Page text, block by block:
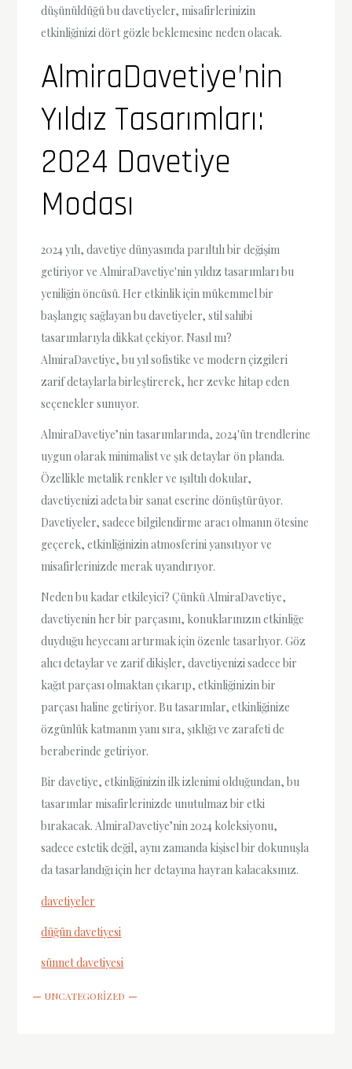
düşünüldüğü bu davetiyeler, misafirlerinizin
etkinliğinizi dört gözle beklemesine neden olacak.
AlmiraDavetiye’nin
Yıldız Tasarımları:
2024 Davetiye
Modası
2024 yılı, davetiye dünyasında parıltılı bir değişim
getiriyor ve AlmiraDavetiye'nin yıldız tasarımları bu
yeniliğin öncüsü. Her etkinlik için mükemmel bir
başlangıç sağlayan bu davetiyeler, stil sahibi
tasarımlarıyla dikkat çekiyor. Nasıl mı?
AlmiraDavetiye, bu yıl sofistike ve modern çizgileri
zarif detaylarla birleştirerek, her zevke hitap eden
seçenekler sunuyor.
AlmiraDavetiye’nin tasarımlarında, 2024'ün trendlerine
uygun olarak minimalist ve şık detaylar ön planda.
Özellikle metalik renkler ve ışıltılı dokular,
davetiyenizi adeta bir sanat eserine dönüştürüyor.
Davetiyeler, sadece bilgilendirme aracı olmanın ötesine
geçerek, etkinliğinizin atmosferini yansıtıyor ve
misafirlerinizde merak uyandırıyor.
Neden bu kadar etkileyici? Çünkü AlmiraDavetiye,
davetiyenin her bir parçasını, konuklarınızın etkinliğe
duyduğu heyecanı artırmak için özenle tasarlıyor. Göz
alıcı detaylar ve zarif dikişler, davetiyenizi sadece bir
kağıt parçası olmaktan çıkarıp, etkinliğinizin bir
parçası haline getiriyor. Bu tasarımlar, etkinliğinize
özgünlük katmanın yanı sıra, şıklığı ve zarafeti de
beraberinde getiriyor.
Bir davetiye, etkinliğinizin ilk izlenimi olduğundan, bu
tasarımlar misafirlerinizde unutulmaz bir etki
bırakacak. AlmiraDavetiye’nin 2024 koleksiyonu,
sadece estetik değil, aynı zamanda kişisel bir dokunuşla
da tasarlandığı için her detayına hayran kalacaksınız.
davetiyeler
düğün davetiyesi
sünnet davetiyesi
UNCATEGORIZED